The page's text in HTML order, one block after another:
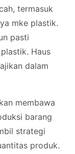
termasuk
mke plastik.
pasti
Haus
dalam
membawa
barang
strategi
produk.